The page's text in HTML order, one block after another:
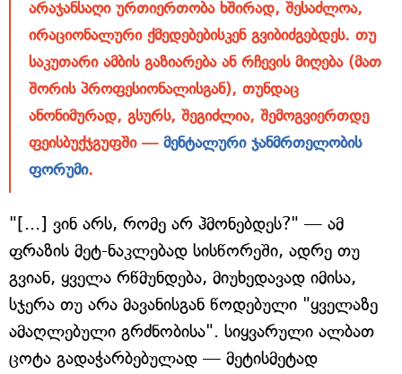
არაჯანსაღი ურთიერთობა ხშირად, შესაძლოა,
ირაციონალური ქმედებებისკენ გვიბიძგებდეს. თუ
საკუთარი ამბის გაზიარება ან რჩევის მიღება (მათ
შორის პროფესიონალისგან), თუნდაც
ანონიმურად, გსურს, შეგიძლია, შემოგვიერთდე
ფეისბუქჯგუფში — მენტალური ჯანმრთელობის
ფორუმი.
"[...] ვინ არს, რომე არ ჰმონებდეს?" — ამ
ფრაზის მეტ-ნაკლებად სისწორეში, ადრე თუ
გვიან, ყველა რწმუნდება, მიუხედავად იმისა,
სჯერა თუ არა მავანისგან წოდებული "ყველაზე
ამაღლებული გრძნობისა". სიყვარული ალბათ
ცოტა გადაჭარბებულად — მეტისმეტად